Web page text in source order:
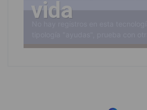
vida